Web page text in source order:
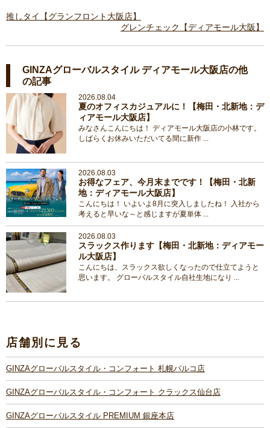
推しタイ【グランフロント大阪店】
グレンチェック【ディアモール大阪】
GINZAグローバルスタイル ディアモール大阪店の他
の記事
2026.08.04
夏のオフィスカジュアルに！【梅田・北新地：デ
ィアモール大阪店】
みなさんこんにちは！ ディアモール大阪店の小林です。
しばらくお休みいただいてる間に新作 ...
2026.08.03
お得なフェア、今月末までです！【梅田・北新
地：ディアモール大阪店】
こんにちは！ いよいよ8月に突入しましたね！ 入社から
考えると早いな～と感じますが夏単体 ...
2026.08.03
スラックス作ります【梅田・北新地：ディアモー
ル大阪店】
こんにちは、スラックス欲しくなったので仕立てようと
思います。 グローバルスタイル自社生地になり ...
店舗別に見る
GINZAグローバルスタイル・コンフォート 札幌パルコ店
GINZAグローバルスタイル・コンフォート クラックス仙台店
GINZAグローバルスタイル PREMIUM 銀座本店